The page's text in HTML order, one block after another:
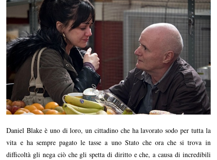
Daniel Blake è uno di loro, un cittadino che ha lavorato sodo per tutta la
vita e ha sempre pagato le tasse a uno Stato che ora che si trova in
difficoltà gli nega ciò che gli spetta di diritto e che, a causa di incredibili